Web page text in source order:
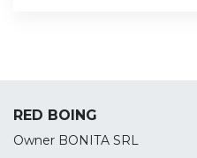
RED BOING
Owner BONITA SRL